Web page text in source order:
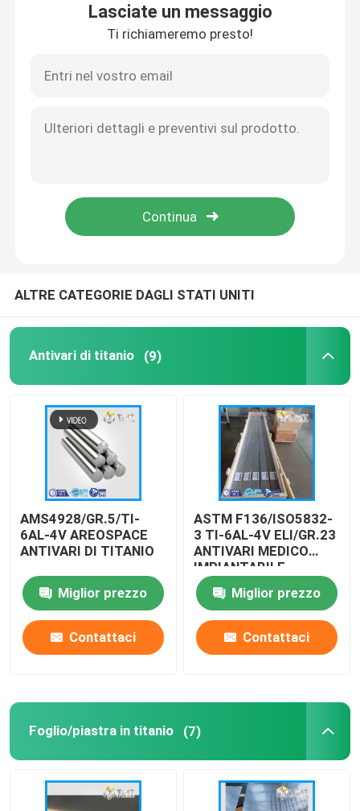
Contattaci
Antivari di titanio
Foglio/piastra in titanio
Bobina/foglio in titanio
Cavo di titanio
Forgiatura/flangia in titanio
Metropolitana/tubo di titanio
Parti di macchine in titanio
Attrezzatura in titanio
Polvere di titanio
Lasciate un messaggio
Ti richiameremo presto!
ALTRE CATEGORIE DAGLI STATI UNITI
Antivari di titanio (9)
AMS4928/GR.5/TI-
6AL-4V AREOSPACE
ANTIVARI DI TITANIO
Miglior prezzo
Contattaci
ASTM F136/ISO5832-
3 TI-6AL-4V ELI/GR.23
ANTIVARI MEDICO
IMPIANTABILE
Miglior prezzo
Contattaci
Foglio/piastra in titanio (7)